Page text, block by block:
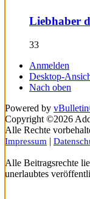
Liebhaber
33
Anmelden
Desktop-
Nach oben
Powered by
Copyright ©2026
Alle Rechte
Impressum |
Alle Beitragsrechte
unerlaubtes